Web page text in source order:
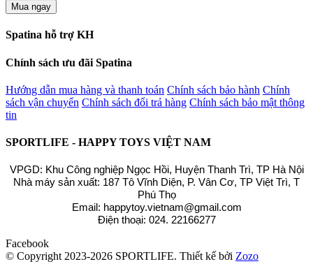
Mua ngay
Spatina hỗ trợ KH
Chính sách ưu đãi Spatina
Hướng dẫn mua hàng và thanh toán Chính sách bảo hành Chính
sách vận chuyển Chính sách đổi trả hàng Chính sách bảo mật thông
tin
SPORTLIFE - HAPPY TOYS VIỆT NAM
VPGD: Khu Công nghiệp Ngọc Hồi, Huyện Thanh Trì, TP Hà Nội
Nhà máy sản xuất: 187 Tô Vĩnh Diện, P. Vân Cơ, TP Việt Trì, T
Phú Thọ
Email: happytoy.vietnam@gmail.com
Điện thoại: 024. 22166277
Facebook
© Copyright 2023-2026 SPORTLIFE. Thiết kế bởi Zozo